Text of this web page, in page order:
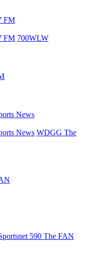
FM
FM 700WLW
News
News WDGG The
590 The FAN